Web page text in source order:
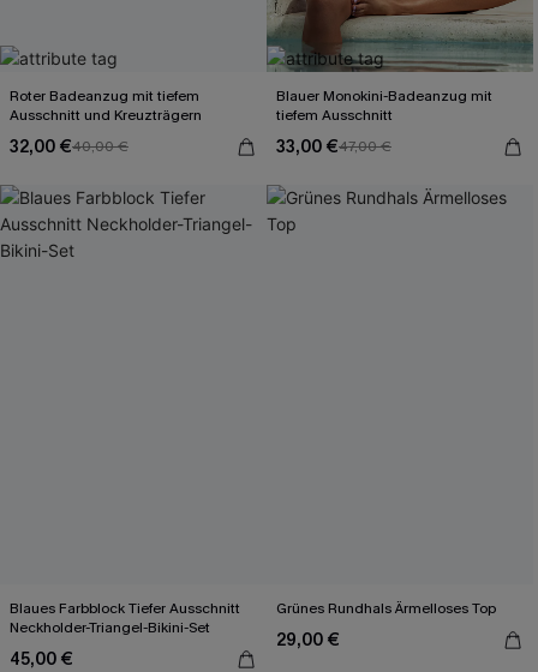
Roter Badeanzug mit tiefem
Ausschnitt und Kreuzträgern
32,00 €40,00 €
Blauer Monokini-Badeanzug mit
tiefem Ausschnitt
33,00 €47,00 €
Blaues Farbblock Tiefer Ausschnitt
Neckholder-Triangel-Bikini-Set
45,00 €
Grünes Rundhals Ärmelloses Top
29,00 €